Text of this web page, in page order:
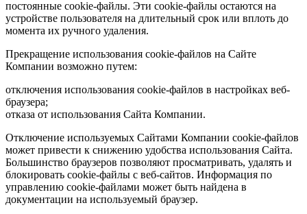
постоянные cookie-файлы. Эти cookie-файлы остаются на
устройстве пользователя на длительный срок или вплоть до
момента их ручного удаления.
Прекращение использования cookie-файлов на Сайте
Компании возможно путем:
отключения использования cookie-файлов в настройках веб-
браузера;
отказа от использования Сайта Компании.
Отключение используемых Сайтами Компании cookie-файлов
может привести к снижению удобства использования Сайта.
Большинство браузеров позволяют просматривать, удалять и
блокировать cookie-файлы c веб-сайтов. Информация по
управлению cookie-файлами может быть найдена в
документации на используемый браузер.